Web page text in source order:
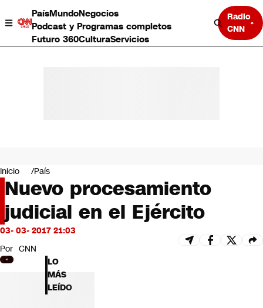
PaísMundoNegocios
Podcast y Programas completos
Futuro 360CulturaServicios
Radio
CNN
Negocios
Deportes
Programas completos
Cultura
Servicios
Bits
CNN Data
CNN tiempo
Futuro 360
Inicio País
Nuevo procesamiento
judicial en el Ejército
03- 03- 2017 21:03
Por CNN
LO
MÁS
LEÍDO